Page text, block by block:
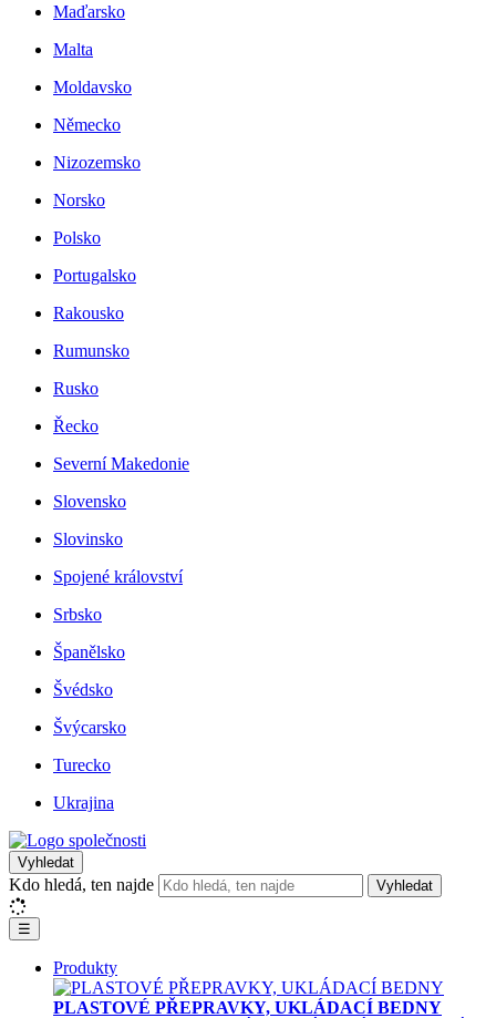
Maďarsko
Malta
Moldavsko
Německo
Nizozemsko
Norsko
Polsko
Portugalsko
Rakousko
Rumunsko
Rusko
Řecko
Severní Makedonie
Slovensko
Slovinsko
Spojené království
Srbsko
Španělsko
Švédsko
Švýcarsko
Turecko
Ukrajina
Vyhledat
Kdo hledá, ten najde Vyhledat
☰
Produkty
PLASTOVÉ PŘEPRAVKY, UKLÁDACÍ BEDNY